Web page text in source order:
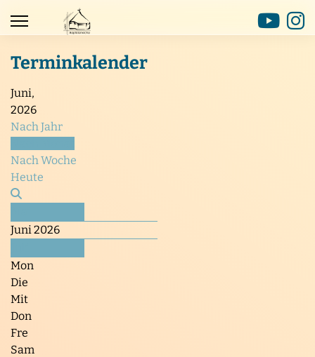
Terminkalender
Juni,
2026
Nach Jahr
Nach Woche
Heute
Juni 2026
Mon
Die
Mit
Don
Fre
Sam